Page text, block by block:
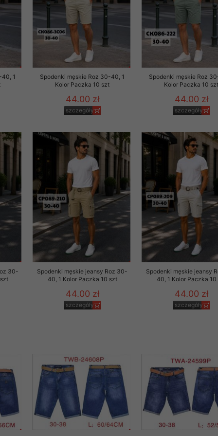
1
Spodenki męskie Roz 30-40, 1
Kolor Paczka 10 szt
44.00 zł
szczegóły
Spodenki męskie Roz
Kolor Paczka 10
44.00 zł
szczegóły
30-
Spodenki męskie jeansy Roz 30-
40, 1 Kolor Paczka 10 szt
44.00 zł
szczegóły
Spodenki męskie jeansy
40, 1 Kolor Paczka 10
44.00 zł
szczegóły
przez OMEZ
wycofanie zgody nie
oraz usunięcia
zautomatyzowanemu
Twoich
osobowych.
udzielonego przez
sierpnia 1997 r. o
przechowujemy na
jedynie uprawnieni
swoich danych w celu
osobom trzecim,
komputerze Klienta
naszej oferty do
internetowej
tych plików
na komputerze